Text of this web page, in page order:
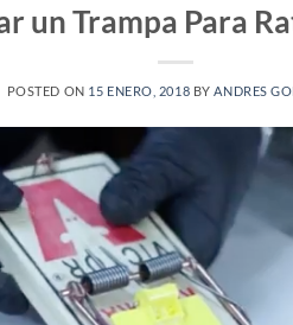
un Trampa Para
POSTED ON 15 ENERO, 2018 BYANDRES